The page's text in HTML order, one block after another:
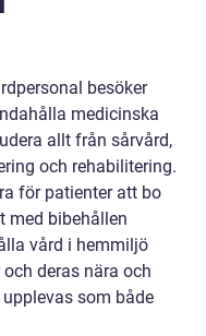
besöker
medicinska
allt från sårvård,
och rehabilitering.
för patienter att bo
med bibehållen
vård i hemmiljö
deras nära och
som både